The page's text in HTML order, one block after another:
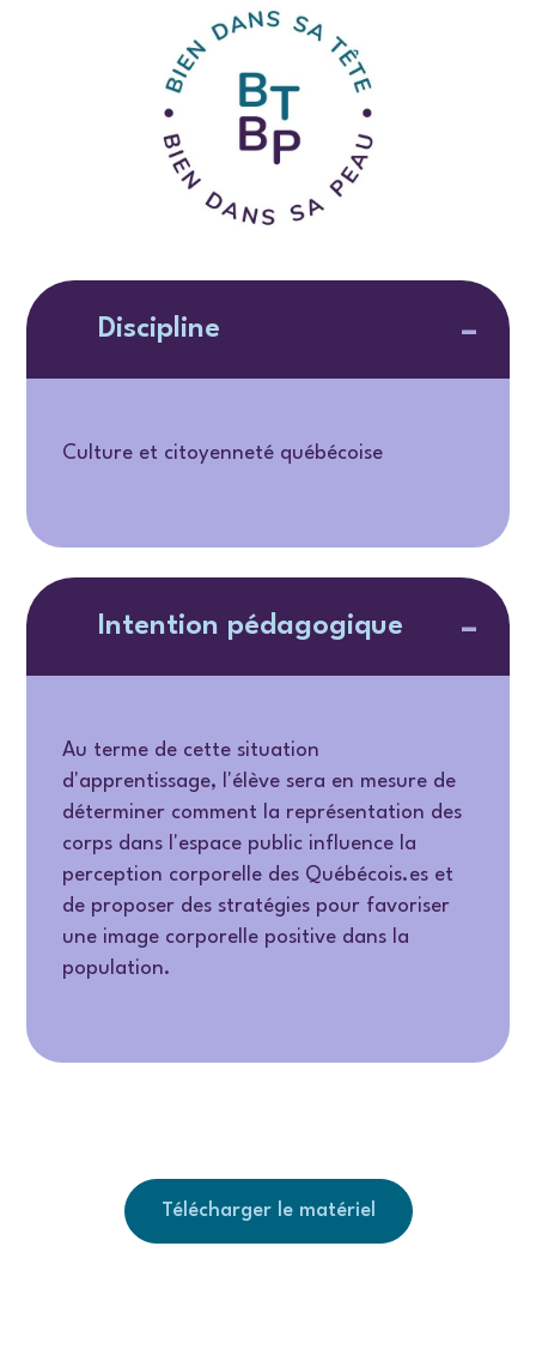
Discipline
Culture et citoyenneté québécoise
Intention pédagogique
Au terme de cette situation
d'apprentissage, l'élève sera en mesure de
déterminer comment la représentation des
corps dans l'espace public influence la
perception corporelle des Québécois.es et
de proposer des stratégies pour favoriser
une image corporelle positive dans la
population.
Télécharger le matériel